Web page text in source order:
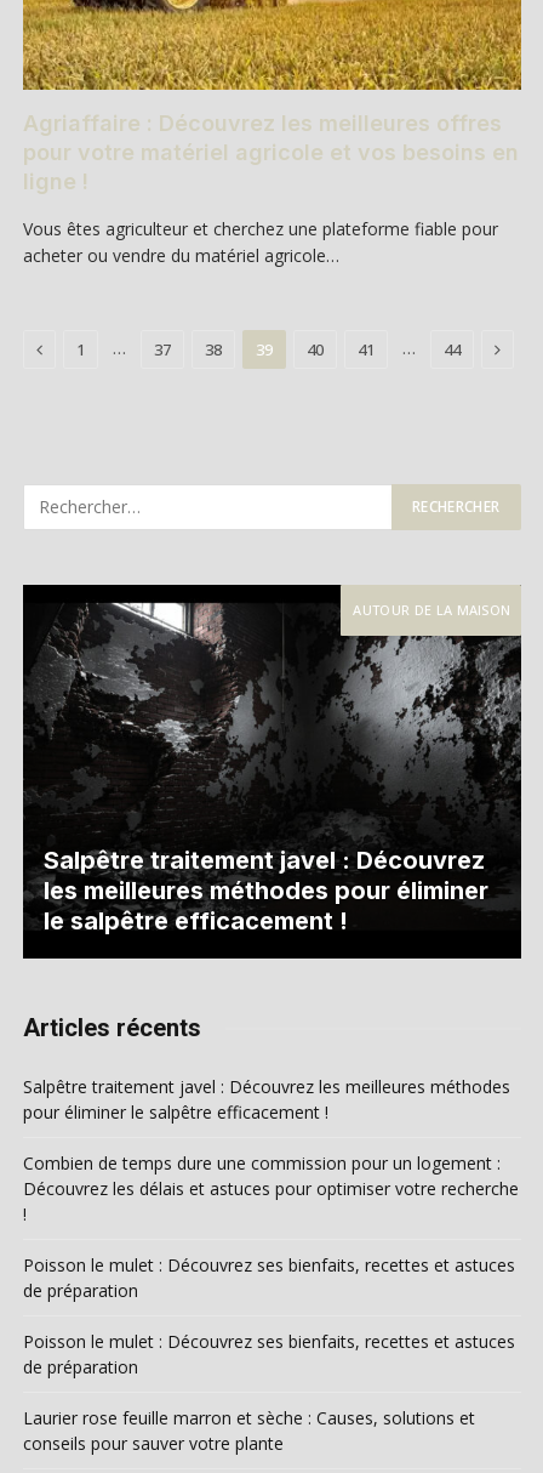
Agriaffaire : Découvrez les meilleures offres
pour votre matériel agricole et vos besoins en
ligne !
Vous êtes agriculteur et cherchez une plateforme fiable pour
acheter ou vendre du matériel agricole…
Previous
1 … 37 38 39 40 41 … 44 Next
AUTOUR DE LA MAISON
Salpêtre traitement javel : Découvrez
les meilleures méthodes pour éliminer
le salpêtre efficacement !
Articles récents
Salpêtre traitement javel : Découvrez les meilleures méthodes
pour éliminer le salpêtre efficacement !
Combien de temps dure une commission pour un logement :
Découvrez les délais et astuces pour optimiser votre recherche
!
Poisson le mulet : Découvrez ses bienfaits, recettes et astuces
de préparation
Poisson le mulet : Découvrez ses bienfaits, recettes et astuces
de préparation
Laurier rose feuille marron et sèche : Causes, solutions et
conseils pour sauver votre plante